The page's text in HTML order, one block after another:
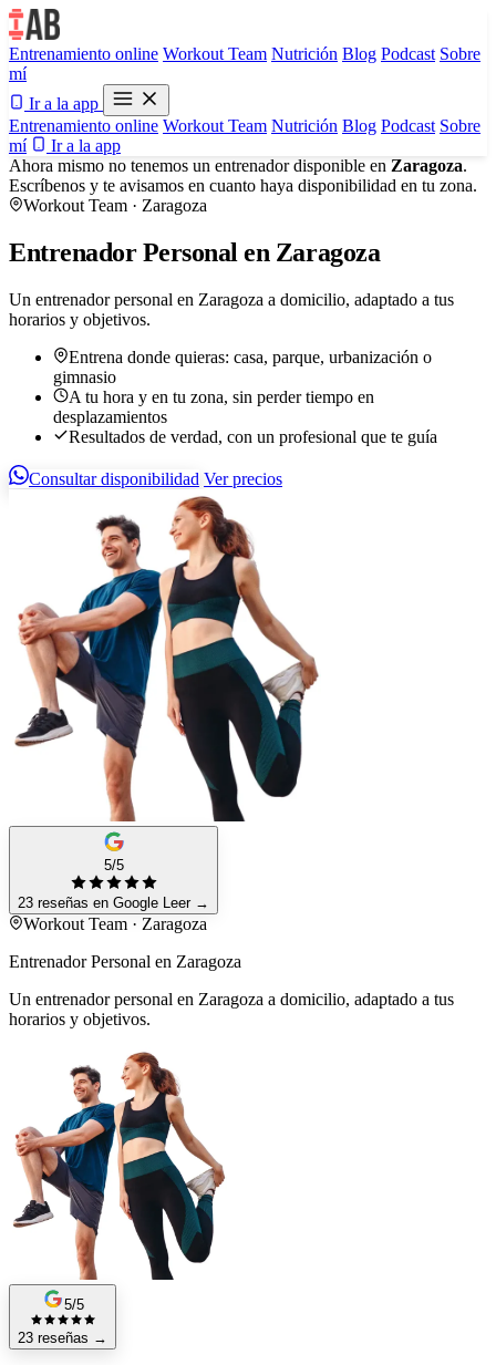
Entrenamiento online Workout Team Nutrición Blog Podcast Sobre
mí
Ir a la app
Entrenamiento online Workout Team Nutrición Blog Podcast Sobre
mí
Ir a la app
Ahora mismo no tenemos un entrenador disponible en Zaragoza.
Escríbenos y te avisamos en cuanto haya disponibilidad en tu zona.
Workout Team · Zaragoza
Entrenador Personal en Zaragoza
Un entrenador personal en Zaragoza a domicilio, adaptado a tus
horarios y objetivos.
Entrena donde quieras: casa, parque, urbanización o
gimnasio
A tu hora y en tu zona, sin perder tiempo en
desplazamientos
Resultados de verdad, con un profesional que te guía
Consultar disponibilidad Ver precios
5/5
23 reseñas en Google Leer →
Workout Team · Zaragoza
Entrenador Personal en Zaragoza
Un entrenador personal en Zaragoza a domicilio, adaptado a tus
horarios y objetivos.
5/5
23 reseñas →